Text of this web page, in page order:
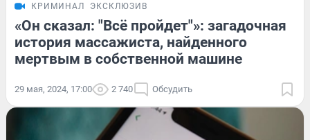
КРИМИНАЛ ЭКСКЛЮЗИВ
«Он сказал: "Всё пройдет"»: загадочная
история массажиста, найденного
мертвым в собственной машине
29 мая, 2024, 17:00 2 740 Обсудить